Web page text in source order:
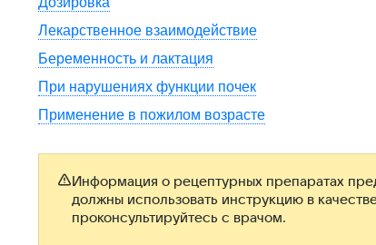
Лекарственное взаимодействие
Беременность и лактация
При нарушениях функции почек
Применение в пожилом возрасте
Информация о рецептурных препаратах
должны использовать инструкцию в
проконсультируйтесь с врачом.